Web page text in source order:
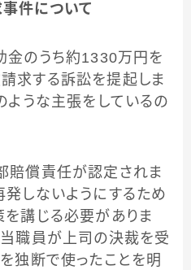
件について
金のうち約1330万円を
求する訴訟を提起しま
ような主張をしているの
賠償責任が認定されま
発しないようにするため
を講じる必要がありま
当職員が上司の決裁を受
独断で使ったことを明